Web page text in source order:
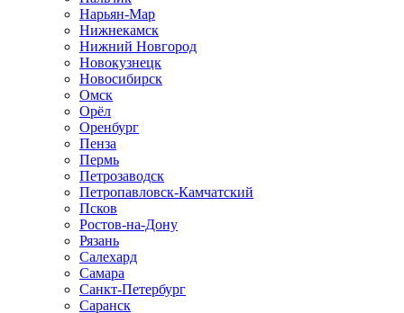
Нарьян-Мар
Нижнекамск
Нижний Новгород
Новокузнецк
Новосибирск
Омск
Орёл
Оренбург
Пенза
Пермь
Петрозаводск
Петропавловск-Камчатский
Псков
Ростов-на-Дону
Рязань
Салехард
Самара
Санкт-Петербург
Саранск